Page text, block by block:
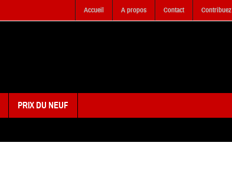
Accueil A propos Contact Contribuez
PRIX DU NEUF